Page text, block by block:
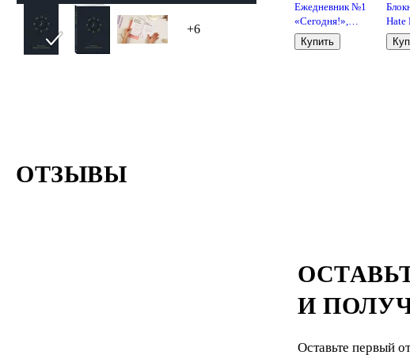
+6
Ежедневник №1
«Сегодня!»,
Эксмо
Купить
Hate
ОТЗЫВЫ
И
Оставьте первый